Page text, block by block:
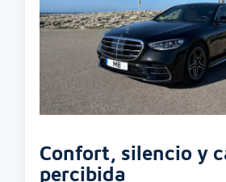
Confort, silencio y
percibida